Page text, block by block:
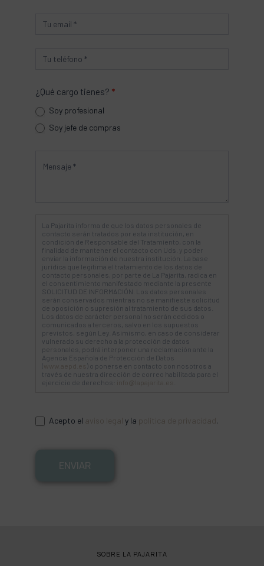
¿Qué cargo tienes? *
Soy profesional
Soy jefe de compras
La Pajarita informa de que los datos personales de
contacto serán tratados por esta institución, en
condición de Responsable del Tratamiento, con la
finalidad de mantener el contacto con Uds. y poder
enviar la información de nuestra institución. La base
jurídica que legitima el tratamiento de los datos de
contacto personales, por parte de La Pajarita, radica en
el consentimiento manifestado mediante la presente
SOLICITUD DE INFORMACIÓN. Los datos personales
serán conservados mientras no se manifieste solicitud
de oposición o supresión al tratamiento de sus datos.
Los datos de carácter personal no serán cedidos o
comunicados a terceros, salvo en los supuestos
previstos, según Ley. Asimismo, en caso de considerar
vulnerado su derecho a la protección de datos
personales, podrá interponer una reclamación ante la
Agencia Española de Protección de Datos
(
) o ponerse en contacto con nosotros a
través de nuestra dirección de correo habilitada para el
ejercicio de derechos:
Acepto el y la .
ENVIAR
SOBRE LA PAJARITA